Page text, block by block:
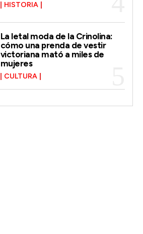
HISTORIA
La letal moda de la Crinolina:
cómo una prenda de vestir
victoriana mató a miles de
mujeres
CULTURA